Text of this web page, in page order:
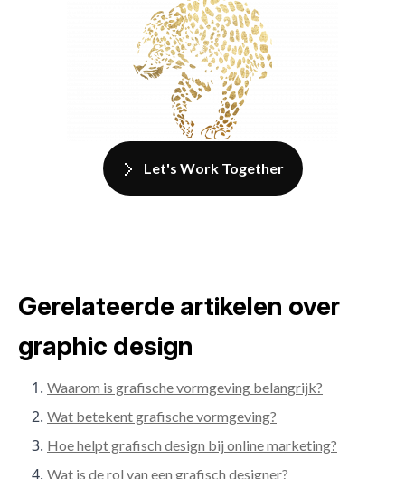
Let's Work Together
Gerelateerde artikelen over
graphic design
Waarom is grafische vormgeving belangrijk?
Wat betekent grafische vormgeving?
Hoe helpt grafisch design bij online marketing?
Wat is de rol van een grafisch designer?